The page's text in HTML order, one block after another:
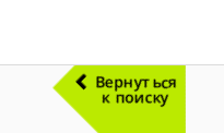
Вернуться
к поиску